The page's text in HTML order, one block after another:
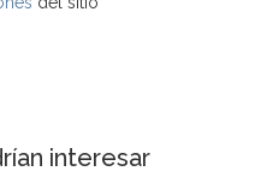
interesar